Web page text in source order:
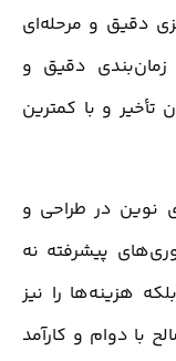
دقیق و مرحله‌ای
زمان‌بندی دقیق و
تأخیر و با کمترین
نوین در طراحی و
پیشرفته نه
هزینه‌ها را نیز
با دوام و کارآمد